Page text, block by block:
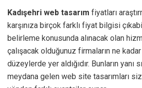
Kadışehri web tasarım fiyatları
karşınıza birçok farklı fiyat bilgisi
belirleme konusunda alınacak olan
çalışacak olduğunuz firmaların ne
düzeylerde yer aldığıdır. Bunların yanı
meydana gelen web site tasarımları